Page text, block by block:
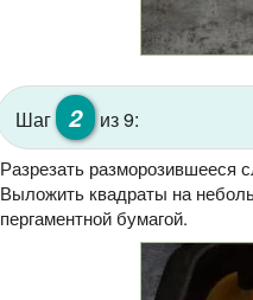
Шаг 2 из 9:
Разрезать разморозившееся
Выложить квадраты на
пергаментной бумагой.